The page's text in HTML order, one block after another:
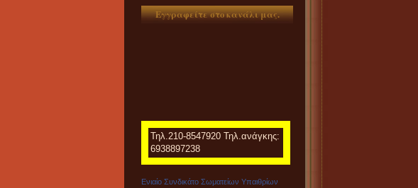
Εγγραφείτε στο κανάλι μας.
Τηλ.210-8547920 Τηλ.ανάγκης:
6938897238
Ενιαίο Συνδικάτο Σωματείων Υπαιθρίων